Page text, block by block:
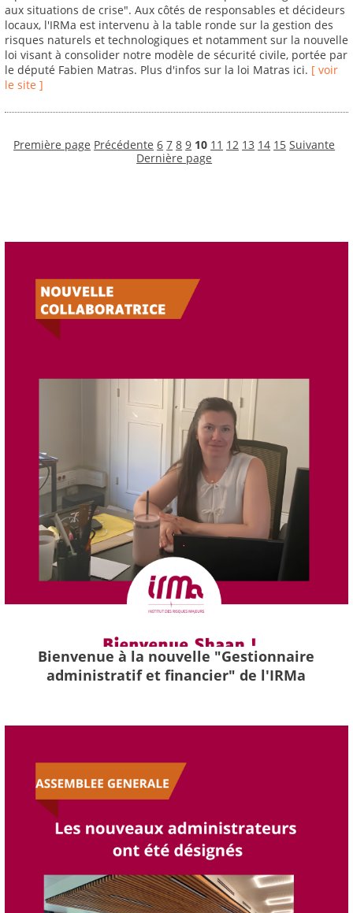
aux situations de crise". Aux côtés de responsables et décideurs
locaux, l'IRMa est intervenu à la table ronde sur la gestion des
risques naturels et technologiques et notamment sur la nouvelle
loi visant à consolider notre modèle de sécurité civile, portée par
le député Fabien Matras. Plus d'infos sur la loi Matras ici. [ voir
le site ]
Première page Précédente 6 7 8 9 10 11 12 13 14 15 Suivante
Dernière page
Bienvenue à la nouvelle "Gestionnaire
administratif et financier" de l'IRMa